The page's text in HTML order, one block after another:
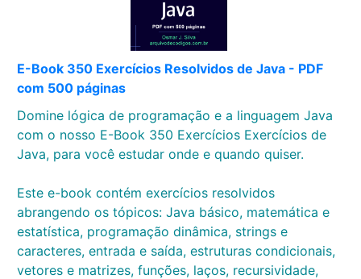
E-Book 350 Exercícios Resolvidos de Java - PDF
com 500 páginas
Domine lógica de programação e a linguagem Java
com o nosso E-Book 350 Exercícios Exercícios de
Java, para você estudar onde e quando quiser.
Este e-book contém exercícios resolvidos
abrangendo os tópicos: Java básico, matemática e
estatística, programação dinâmica, strings e
caracteres, entrada e saída, estruturas condicionais,
vetores e matrizes, funções, laços, recursividade,